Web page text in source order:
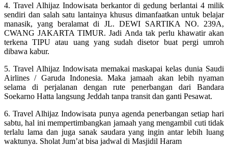
4. Travel Alhijaz Indowisata berkantor di gedung berlantai 4 milik
sendiri dan salah satu lantainya khusus dimanfaatkan untuk belajar
manasik, yang beralamat di JL. DEWI SARTIKA NO. 239A,
CWANG JAKARTA TIMUR. Jadi Anda tak perlu khawatir akan
terkena TIPU atau uang yang sudah disetor buat pergi umroh
dibawa kabur.
5. Travel Alhijaz Indowisata memakai maskapai kelas dunia Saudi
Airlines / Garuda Indonesia. Maka jamaah akan lebih nyaman
selama di perjalanan dengan rute penerbangan dari Bandara
Soekarno Hatta langsung Jeddah tanpa transit dan ganti Pesawat.
6. Travel Alhijaz Indowisata punya agenda penerbangan setiap hari
sabtu, hal ini mempertimbangkan jamaah yang mengambil cuti tidak
terlalu lama dan juga sanak saudara yang ingin antar lebih luang
waktunya. Sholat Jum’at bisa jadwal di Masjidil Haram